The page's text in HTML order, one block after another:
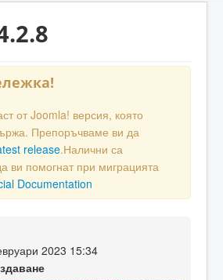
от Joomla! версия, която
Препоръчваме ви да
release.Налични са
ви помогнат при миграцията
Documentation
2023 15:34